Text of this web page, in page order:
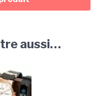
aussi…